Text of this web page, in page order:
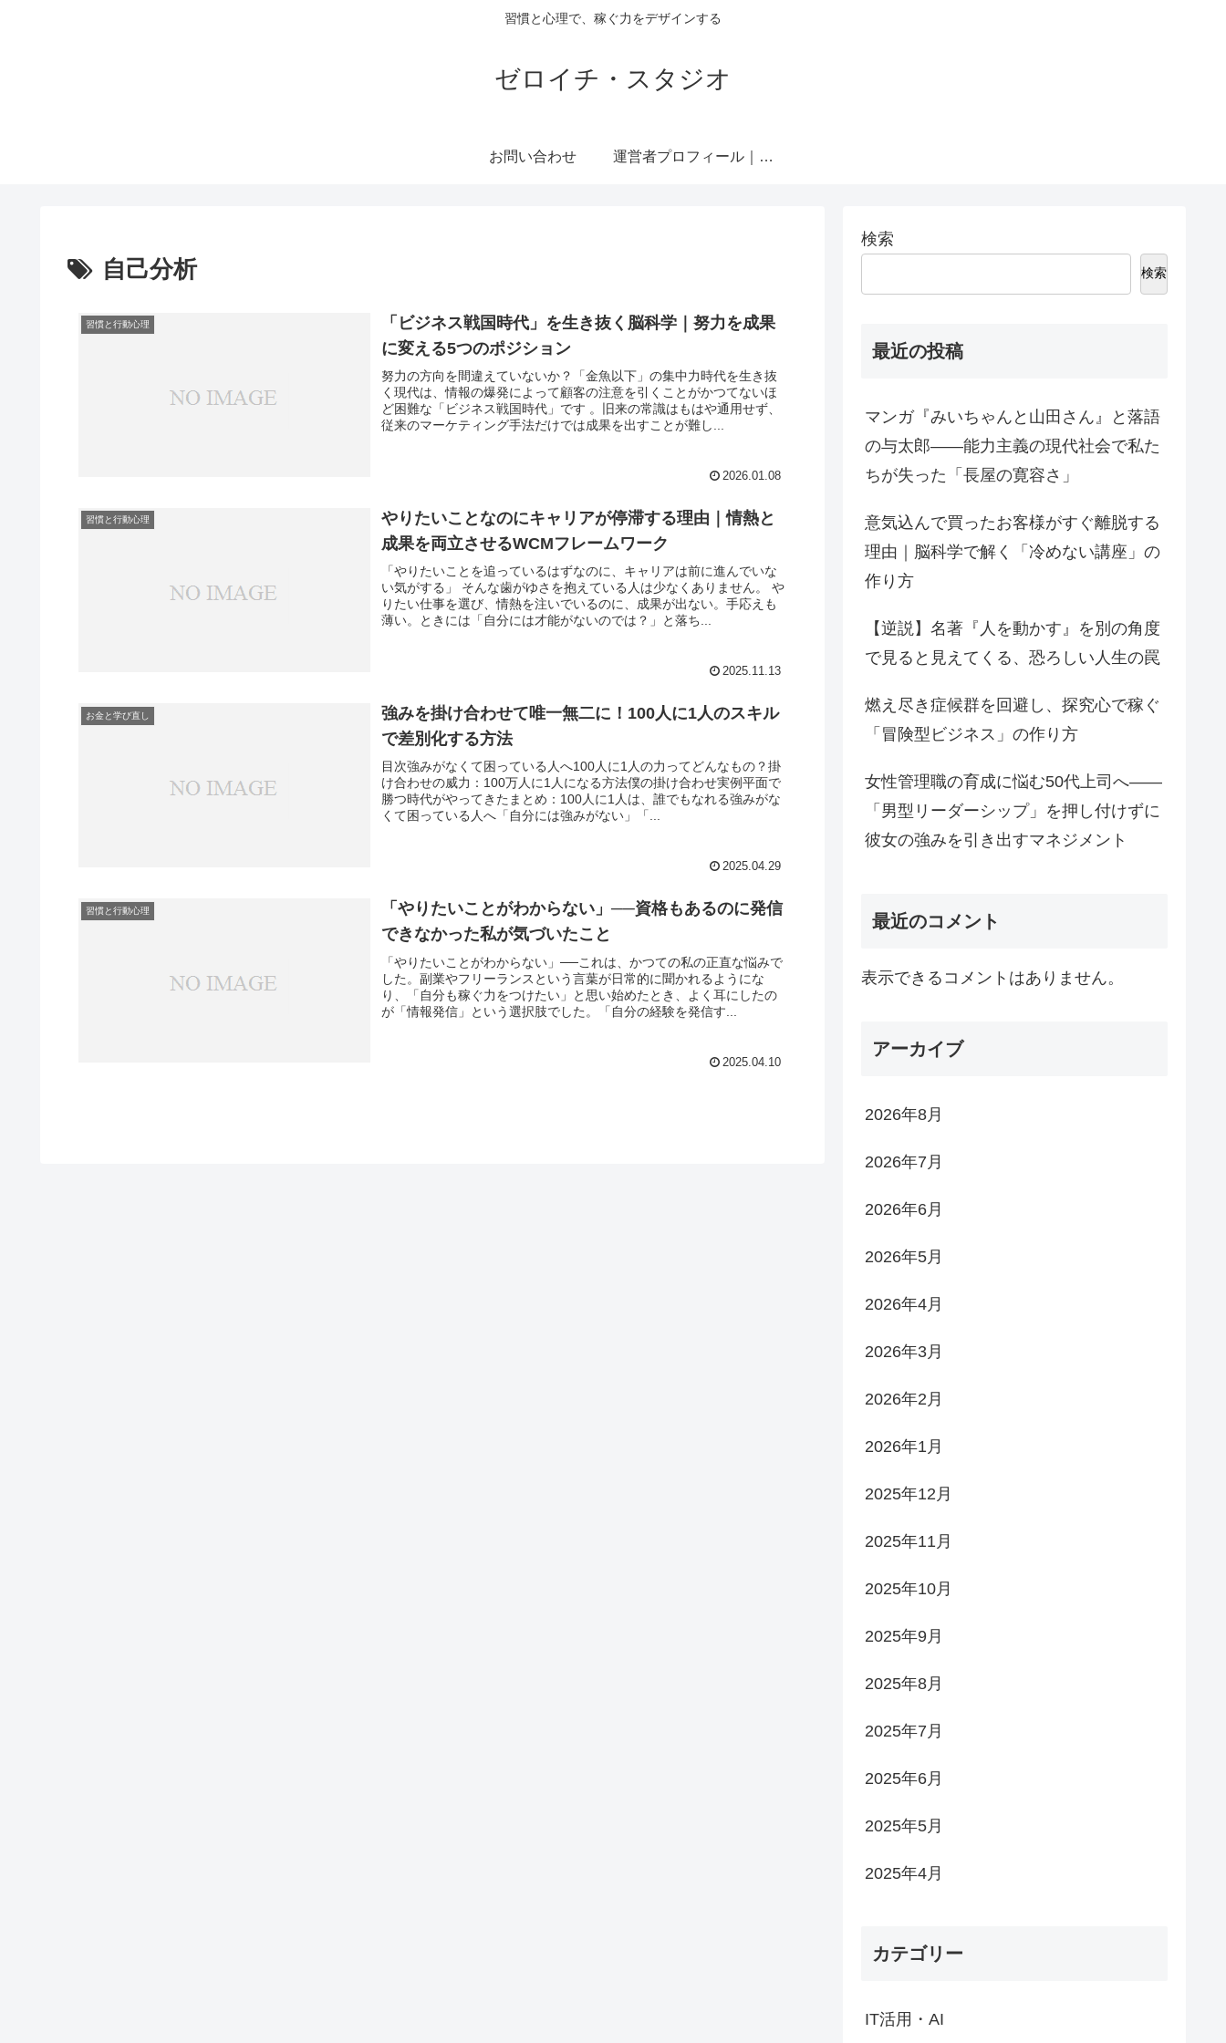
習慣と心理で、稼ぐ力をデザインする
ゼロイチ・スタジオ
お問い合わせ 運営者プロフィール｜ミライジュウ
自己分析
習慣と行動心理
「ビジネス戦国時代」を生き抜く脳科学｜努力を成果
に変える5つのポジション
努力の方向を間違えていないか？「金魚以下」の集中力時代を生き抜
く現代は、情報の爆発によって顧客の注意を引くことがかつてないほ
ど困難な「ビジネス戦国時代」です 。旧来の常識はもはや通用せず、
従来のマーケティング手法だけでは成果を出すことが難し...
2026.01.08
習慣と行動心理
やりたいことなのにキャリアが停滞する理由｜情熱と
成果を両立させるWCMフレームワーク
「やりたいことを追っているはずなのに、キャリアは前に進んでいな
い気がする」 そんな歯がゆさを抱えている人は少なくありません。 や
りたい仕事を選び、情熱を注いでいるのに、成果が出ない。手応えも
薄い。ときには「自分には才能がないのでは？」と落ち...
2025.11.13
お金と学び直し
強みを掛け合わせて唯一無二に！100人に1人のスキル
で差別化する方法
目次強みがなくて困っている人へ100人に1人の力ってどんなもの？掛
け合わせの威力：100万人に1人になる方法僕の掛け合わせ実例平面で
勝つ時代がやってきたまとめ：100人に1人は、誰でもなれる強みがな
くて困っている人へ「自分には強みがない」「...
2025.04.29
習慣と行動心理
「やりたいことがわからない」──資格もあるのに発信
できなかった私が気づいたこと
「やりたいことがわからない」──これは、かつての私の正直な悩みで
した。副業やフリーランスという言葉が日常的に聞かれるようにな
り、「自分も稼ぐ力をつけたい」と思い始めたとき、よく耳にしたの
が「情報発信」という選択肢でした。「自分の経験を発信す...
2025.04.10
検索
検索
最近の投稿
マンガ『みいちゃんと山田さん』と落語
の与太郎——能力主義の現代社会で私た
ちが失った「長屋の寛容さ」
意気込んで買ったお客様がすぐ離脱する
理由｜脳科学で解く「冷めない講座」の
作り方
【逆説】名著『人を動かす』を別の角度
で見ると見えてくる、恐ろしい人生の罠
燃え尽き症候群を回避し、探究心で稼ぐ
「冒険型ビジネス」の作り方
女性管理職の育成に悩む50代上司へ——
「男型リーダーシップ」を押し付けずに
彼女の強みを引き出すマネジメント
最近のコメント
表示できるコメントはありません。
アーカイブ
2026年8月
2026年7月
2026年6月
2026年5月
2026年4月
2026年3月
2026年2月
2026年1月
2025年12月
2025年11月
2025年10月
2025年9月
2025年8月
2025年7月
2025年6月
2025年5月
2025年4月
カテゴリー
IT活用・AI